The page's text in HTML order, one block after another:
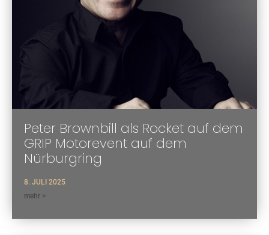
Peter Brownbill als Rocket auf dem
GRIP Motorevent auf dem
Nürburgring
8. JULI 2025
mehr >